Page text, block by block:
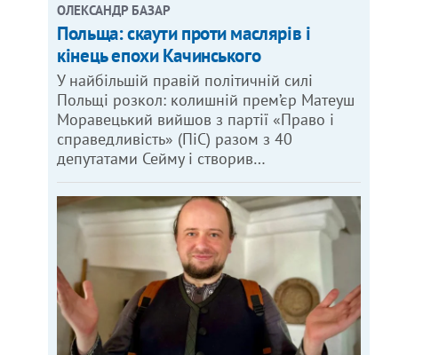
ОЛЕКСАНДР БАЗАР
Польща: скаути проти маслярів і
кінець епохи Качинського
У найбільшій правій політичній силі
Польщі розкол: колишній прем’єр Матеуш
Моравецький вийшов з партії «Право і
справедливість» (ПіС) разом з 40
депутатами Сейму і створив…